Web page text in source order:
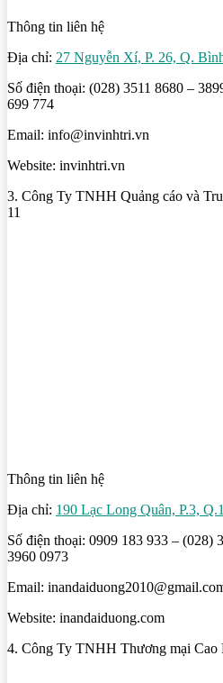
Thông tin liên hệ
Địa chỉ: 27 Nguyễn Xí, P. 26, Q.
Số điện thoại: (028) 3511 8680 –
699 774
Email: info@invinhtri.vn
Website: invinhtri.vn
3. Công Ty TNHH Quảng cáo và
11
Thông tin liên hệ
Địa chỉ: 190 Lạc Long Quân, P.3,
Số điện thoại: 0909 183 933 – (028)
3960 0973
Email:
Website: inandaiduong.com
4. Công Ty TNHH Thương mại Cao